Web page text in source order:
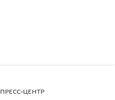
ПРЕСС-ЦЕНТР